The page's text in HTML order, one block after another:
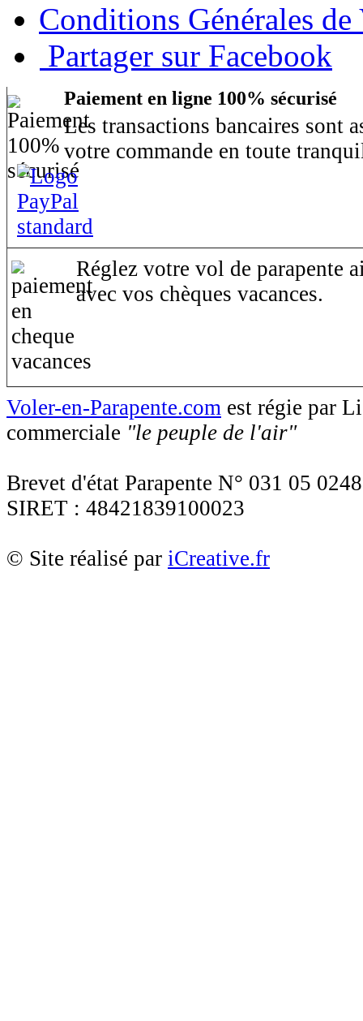
Conditions Générales de
Partager sur Facebook
Paiement en ligne 100% sécurisé
Les transactions bancaires sont
votre commande en toute
Réglez votre vol de parapente
avec vos chèques vacances.
Voler-en-Parapente.com est régie par
commerciale "le peuple de l'air"
Brevet d'état Parapente N° 031 05 0248
SIRET : 48421839100023
© Site réalisé par iCreative.fr